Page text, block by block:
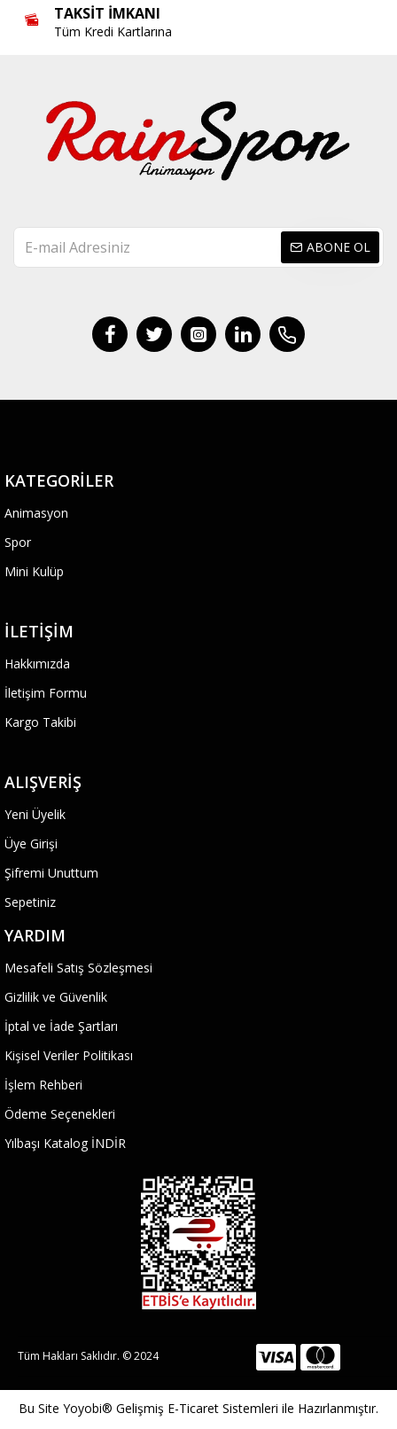
TAKSIT İMKANI
Tüm Kredi Kartlarına
ABONE OL
KATEGORILER
Animasyon
Spor
Mini Kulüp
İLETIŞIM
Hakkımızda
İletişim Formu
Kargo Takibi
ALIŞVERIŞ
Yeni Üyelik
Üye Girişi
Şifremi Unuttum
Sepetiniz
YARDIM
Mesafeli Satış Sözleşmesi
Gizlilik ve Güvenlik
İptal ve İade Şartları
Kişisel Veriler Politikası
İşlem Rehberi
Ödeme Seçenekleri
Yılbaşı Katalog İNDİR
Tüm Hakları Saklıdır. © 2024
Bu Site Yoyobi® Gelişmiş E-Ticaret Sistemleri ile Hazırlanmıştır.